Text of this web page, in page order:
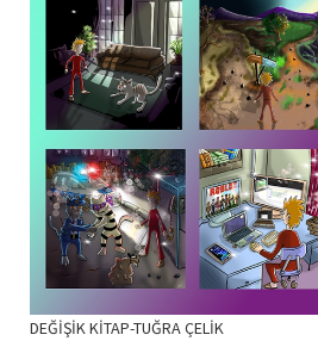
DEĞİŞİK KİTAP-TUĞRA ÇELİK